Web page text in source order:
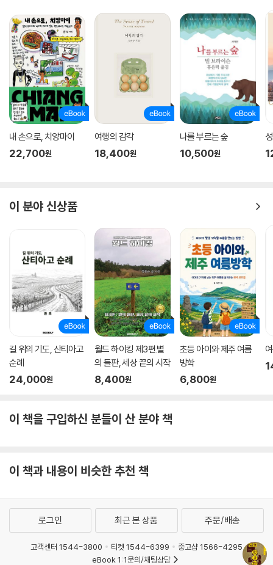
내 손으로, 치앙마이
22,700원
여행의 감각
18,400원
나를 부르는 숲
10,500원
이 분야 신상품
길 위의 기도, 산티아고
순례
24,000원
월드 하이킹 제3편.별
의 들판, 세상 끝의 시작
8,400원
초등 아이와 제주 여름
방학
6,800원
이 책을 구입하신 분들이 산 분야 책
이 책과 내용이 비슷한 추천 책
로그인 최근 본 상품 주문/배송
고객센터 1544-3800 티켓 1544-6399
중고샵 1566-4295
eBook 1:1문의/채팅상담